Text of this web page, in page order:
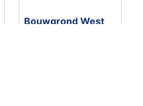
Bouwgrond West